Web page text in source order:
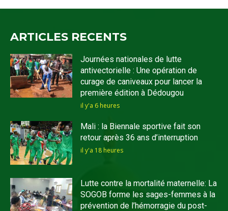
ARTICLES RECENTS
Journées nationales de lutte
antivectorielle : Une opération de
curage de caniveaux pour lancer la
première édition à Dédougou
il y'a 6 heures
Mali : la Biennale sportive fait son
retour après 36 ans d’interruption
il y'a 18 heures
Lutte contre la mortalité maternelle: La
SOGOB forme les sages-femmes à la
prévention de l’hémorragie du post-